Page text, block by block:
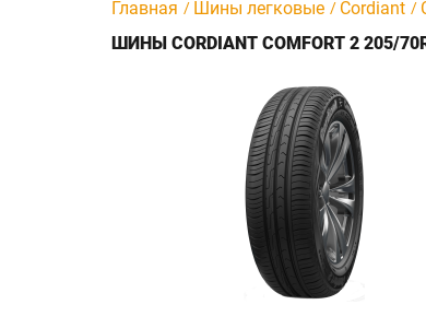
Главная Шины легковые Cordiant
ШИНЫ CORDIANT COMFORT 2 205/